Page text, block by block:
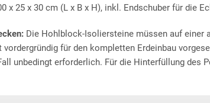
x 25 x 30 cm (L x B x H), inkl. Endschuber für die
Die Hohlblock-Isoliersteine müssen auf einer
für den kompletten Erdeinbau
unbedingt erforderlich. Für die Hinterfüllung